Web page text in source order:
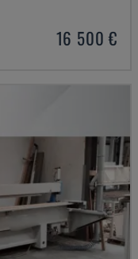
16 500 €